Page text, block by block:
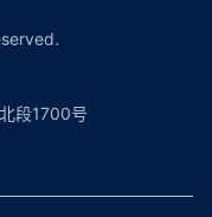
段1700号